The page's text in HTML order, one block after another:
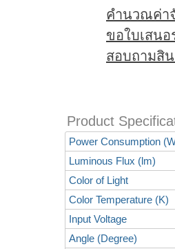
คำนวณค่า
ขอใบเสน
สอบถามสิ
Product
Power Consumption
Luminous Flux (lm)
Color of Light
Color Temperature (K)
Input Voltage
Angle (Degree)